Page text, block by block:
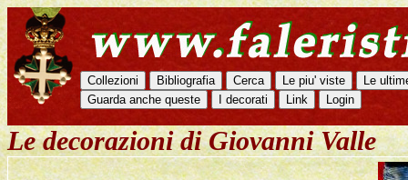
Le decorazioni di Giovanni Valle